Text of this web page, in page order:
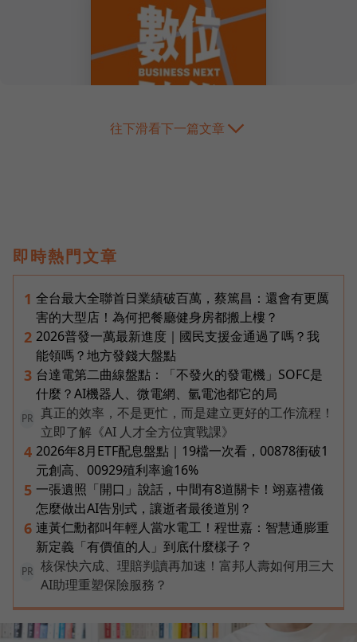
往下滑看下一篇文章
即時熱門文章
1 全台最大全聯首日業績破百萬，蔡篤昌：還會有更厲
害的大型店！為何把餐廳健身房都搬上樓？
2 2026普發一萬最新進度｜國民支援金通過了嗎？我
能領嗎？地方發錢大盤點
3 台達電第二曲線盤點：「不發火的發電機」SOFC是
什麼？AI機器人、微電網、氫電池都它的局
PR
真正的效率，不是更忙，而是建立更好的工作流程！
立即了解《AI 人才全方位實戰課》
4 2026年8月ETF配息盤點｜19檔一次看，00878衝破1
元創高、00929殖利率逾16%
5 一張遺照「開口」說話，中間有8道關卡！翊嘉禮儀
怎麼做出AI告別式，讓逝者最後道別？
6 連黃仁勳都叫年輕人當水電工！程世嘉：智慧通膨重
新定義「有價值的人」到底什麼樣子？
PR
核保快六成、理賠判讀再加速！富邦人壽如何用三大
AI助理重塑保險服務？